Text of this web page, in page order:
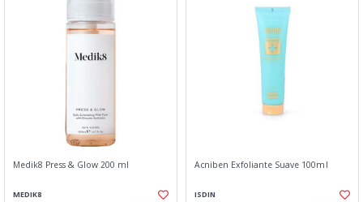
Medik8 Press & Glow 200 ml
MEDIK8
Acniben Exfoliante Suave 100ml
ISDIN